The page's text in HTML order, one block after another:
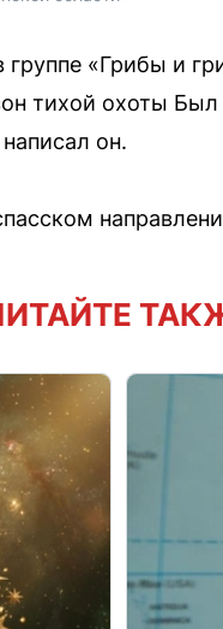
«Грибы и
тихой охоты
он.